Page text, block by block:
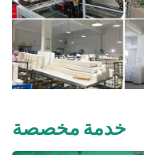
خدمة مخصصة